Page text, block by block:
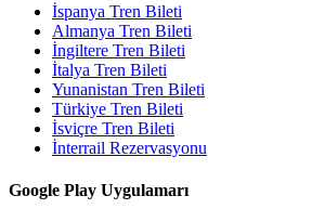
İspanya Tren Bileti
Almanya Tren Bileti
İngiltere Tren Bileti
İtalya Tren Bileti
Yunanistan Tren Bileti
Türkiye Tren Bileti
İsviçre Tren Bileti
İnterrail Rezervasyonu
Google Play Uygulamarı